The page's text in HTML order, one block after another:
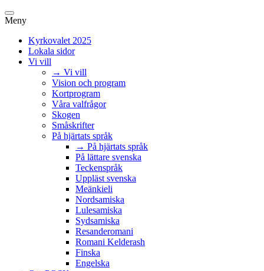
Meny
Kyrkovalet 2025
Lokala sidor
Vi vill
→ Vi vill
Vision och program
Kortprogram
Våra valfrågor
Skogen
Småskrifter
På hjärtats språk
→ På hjärtats språk
På lättare svenska
Teckenspråk
Uppläst svenska
Meänkieli
Nordsamiska
Lulesamiska
Sydsamiska
Resanderomani
Romani Kelderash
Finska
Engelska